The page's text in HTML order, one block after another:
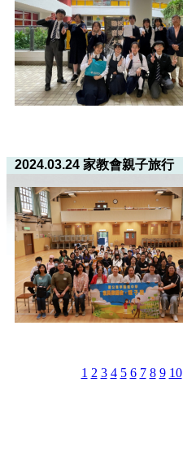
2024.03.24 家教會親子旅行
1 2 3 4 5 6 7 8 9 10